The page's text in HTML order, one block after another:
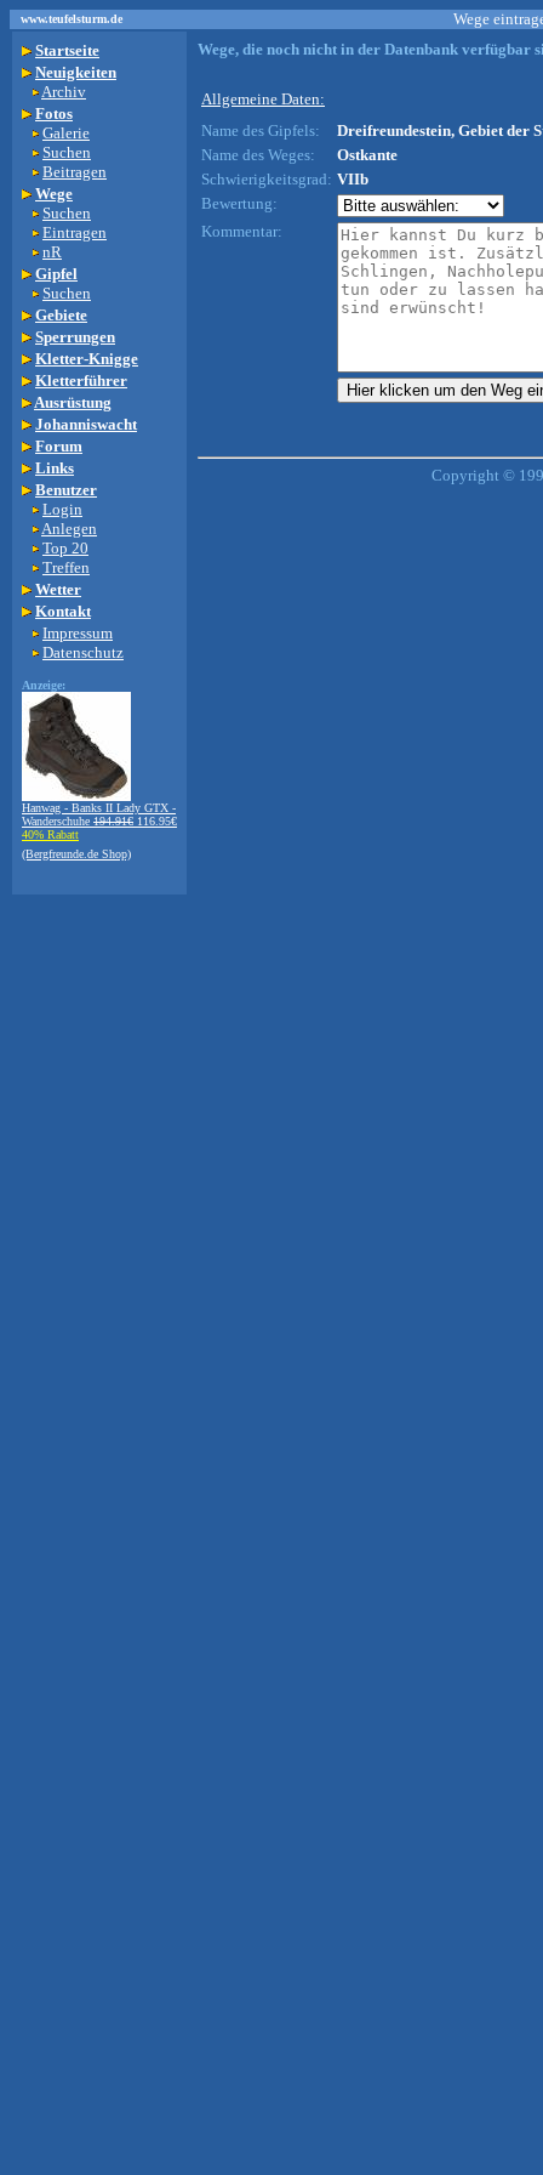
www.teufelsturm.de
Wege
Startseite
Neuigkeiten
Archiv
Fotos
Galerie
Suchen
Beitragen
Wege
Suchen
Eintragen
nR
Gipfel
Suchen
Gebiete
Sperrungen
Kletter-Knigge
Kletterführer
Ausrüstung
Johanniswacht
Forum
Links
Benutzer
Login
Anlegen
Top 20
Treffen
Wetter
Kontakt
Impressum
Datenschutz
Anzeige:
Hanwag - Banks II Lady GTX -
Wanderschuhe 194.91€ 116.95€
40% Rabatt
(Bergfreunde.de Shop)
Wege, die noch nicht in der Datenbank verfügbar
Allgemeine Daten:
Name des Gipfels:
Dreifreundestein, Gebiet der
Name des Weges:
Ostkante
Schwierigkeitsgrad: VIIb
Bewertung:
Kommentar:
Copyright ©